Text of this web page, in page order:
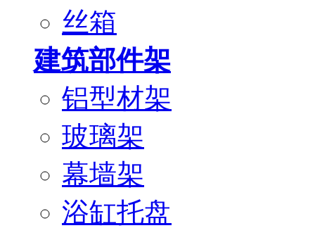
丝箱
建筑部件架
铝型材架
玻璃架
幕墙架
浴缸托盘